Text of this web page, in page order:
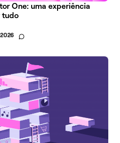
One: uma experiência
tudo